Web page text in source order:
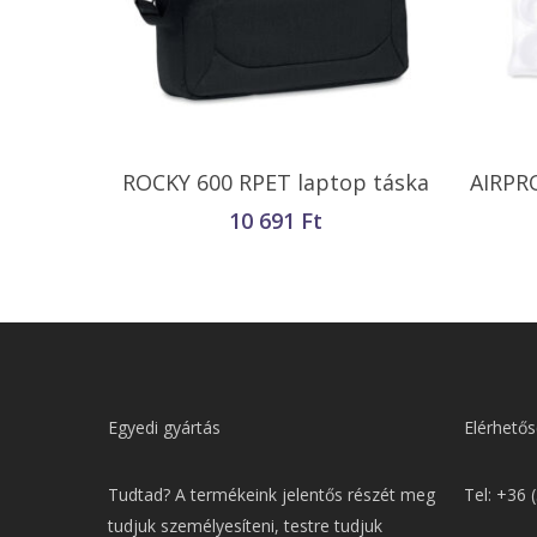
Kosárba Teszem
ROCKY 600 RPET laptop táska
10 691 Ft
Egyedi gyártás
Tudtad? A termékeink jelentős részét meg
tudjuk személyesíteni, testre tudjuk
Tel: +36